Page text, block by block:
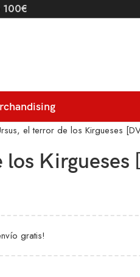
100€
el terror de los Kirgueses
Kirgueses
gratis!